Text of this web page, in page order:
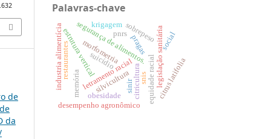
de
da
Palavras-chave
equidade racial
letramento racial
segurança de alimentos. legislação sanitária
citrus latifolia
citricultura
desempenho agronômico
pragas
morfometria
estrutura vertical
silvicultura
sobrepeso
obesidade
krigagem
industria alimentícia pnrs
snis
sinir
memória
social
restaurantes suicídio